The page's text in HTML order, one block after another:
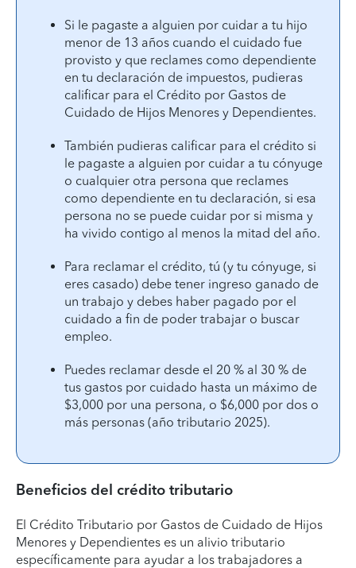
Si le pagaste a alguien por cuidar a tu hijo
menor de 13 años cuando el cuidado fue
provisto y que reclames como dependiente
en tu declaración de impuestos, pudieras
calificar para el Crédito por Gastos de
Cuidado de Hijos Menores y Dependientes.
También pudieras calificar para el crédito si
le pagaste a alguien por cuidar a tu cónyuge
o cualquier otra persona que reclames
como dependiente en tu declaración, si esa
persona no se puede cuidar por si misma y
ha vivido contigo al menos la mitad del año.
Para reclamar el crédito, tú (y tu cónyuge, si
eres casado) debe tener ingreso ganado de
un trabajo y debes haber pagado por el
cuidado a fin de poder trabajar o buscar
empleo.
Puedes reclamar desde el 20 % al 30 % de
tus gastos por cuidado hasta un máximo de
$3,000 por una persona, o $6,000 por dos o
más personas (año tributario 2025).
Beneficios del crédito tributario
El Crédito Tributario por Gastos de Cuidado de Hijos
Menores y Dependientes es un alivio tributario
específicamente para ayudar a los trabajadores a